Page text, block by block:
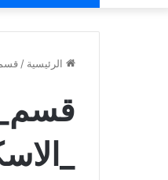
الرئيسية /